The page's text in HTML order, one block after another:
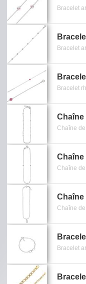
Chaîne
Chaîne
Chaîne